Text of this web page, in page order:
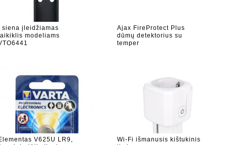
siena įleidžiamas
modeliams
Ajax FireProtect Plus
dūmų detektorius su
temper
V625U LR9,
Wi-Fi išmanusis kištukinis